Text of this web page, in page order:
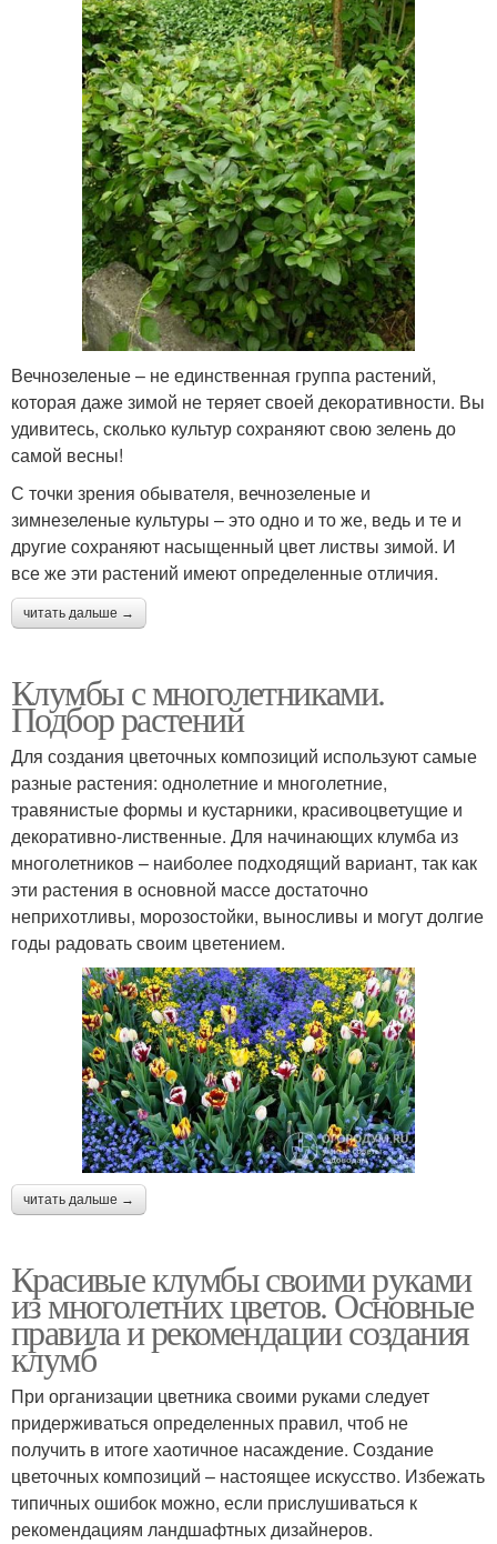
Вечнозеленые – не единственная группа растений,
которая даже зимой не теряет своей декоративности. Вы
удивитесь, сколько культур сохраняют свою зелень до
самой весны!
С точки зрения обывателя, вечнозеленые и
зимнезеленые культуры – это одно и то же, ведь и те и
другие сохраняют насыщенный цвет листвы зимой. И
все же эти растений имеют определенные отличия.
читать дальше →
Клумбы с многолетниками.
Подбор растений
Для создания цветочных композиций используют самые
разные растения: однолетние и многолетние,
травянистые формы и кустарники, красивоцветущие и
декоративно-лиственные. Для начинающих клумба из
многолетников – наиболее подходящий вариант, так как
эти растения в основной массе достаточно
неприхотливы, морозостойки, выносливы и могут долгие
годы радовать своим цветением.
читать дальше →
Красивые клумбы своими руками
из многолетних цветов. Основные
правила и рекомендации создания
клумб
При организации цветника своими руками следует
придерживаться определенных правил, чтоб не
получить в итоге хаотичное насаждение. Создание
цветочных композиций – настоящее искусство. Избежать
типичных ошибок можно, если прислушиваться к
рекомендациям ландшафтных дизайнеров.